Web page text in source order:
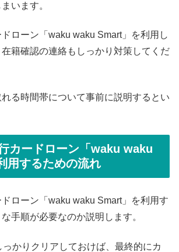
います。
ローン「waku waku Smart」を利用し
籍確認の連絡もしっかり対策してくだ
る時間帯について事前に説明するとい
カードローン「waku waku
用するための流れ
ローン「waku waku Smart」を利用す
手順が必要なのか説明します。
かりクリアしておけば、最終的にカ